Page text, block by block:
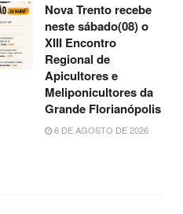
Nova Trento recebe
neste sábado(08) o
XIII Encontro
Regional de
Apicultores e
Meliponicultores da
Grande Florianópolis
6 DE AGOSTO DE 2026